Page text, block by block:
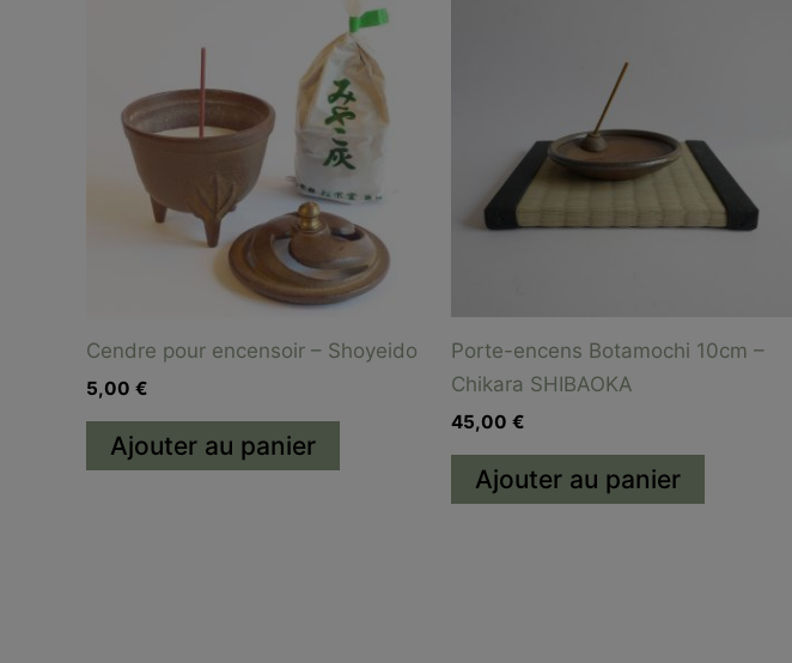
Cendre pour encensoir – Shoyeido
5,00 €
Ajouter au panier
Porte-encens Botamochi 10cm –
Chikara SHIBAOKA
45,00 €
Ajouter au panier